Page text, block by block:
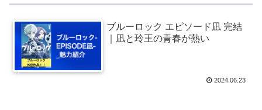
ブルーロック エピソード凪 完結
｜凪と玲王の青春が熱い
2024.06.23